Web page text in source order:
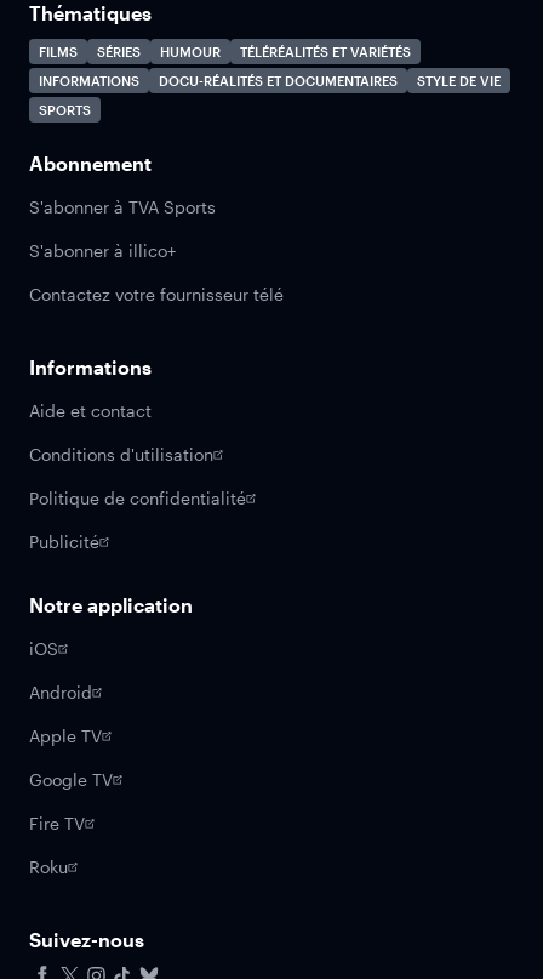
Thématiques
FILMS SÉRIES HUMOUR
TÉLÉRÉALITÉS ET VARIÉTÉS
INFORMATIONS
DOCU-RÉALITÉS ET DOCUMENTAIRES
STYLE DE VIE
SPORTS
Abonnement
S'abonner à TVA Sports
S'abonner à illico+
Contactez votre fournisseur télé
Informations
Aide et contact
Conditions d'utilisation
Politique de confidentialité
Publicité
Notre application
iOS
Android
Apple TV
Google TV
Fire TV
Roku
Suivez-nous